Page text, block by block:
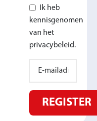
Ik heb
kennisgenomen
van het
privacybeleid.
REGISTER